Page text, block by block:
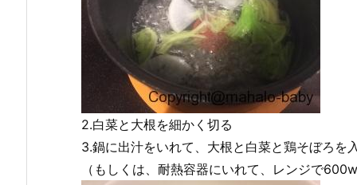
2.白菜と大根を細かく切る
3.鍋に出汁をいれて、大根と白菜と鶏そぼろを
（もしくは、耐熱容器にいれて、レンジで